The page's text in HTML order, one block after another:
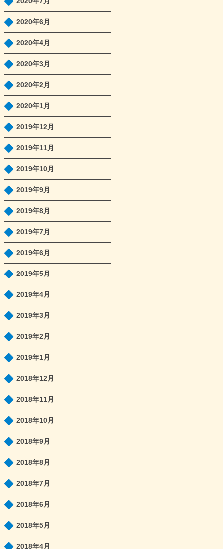
2020年6月
2020年4月
2020年3月
2020年2月
2020年1月
2019年12月
2019年11月
2019年10月
2019年9月
2019年8月
2019年7月
2019年6月
2019年5月
2019年4月
2019年3月
2019年2月
2019年1月
2018年12月
2018年11月
2018年10月
2018年9月
2018年8月
2018年7月
2018年6月
2018年5月
2018年4月